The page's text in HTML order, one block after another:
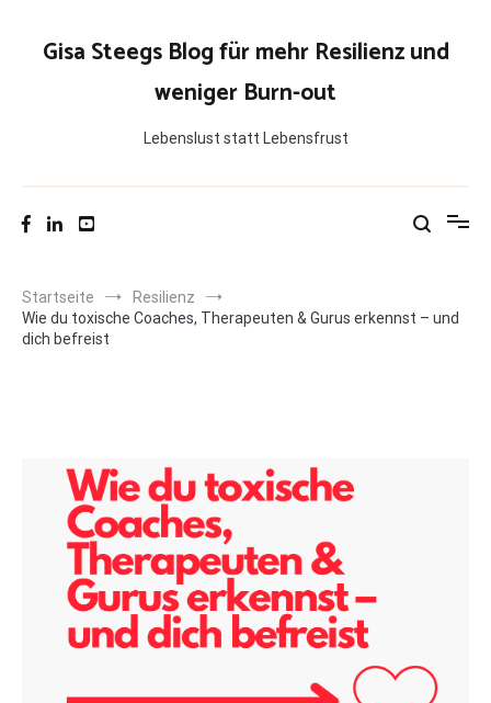
springenGisa Steegs Blog für mehr Resilienz und
weniger Burn-out
Lebenslust statt Lebensfrust
Startseite
Resilienz
Wie du toxische Coaches, Therapeuten & Gurus erkennst – und
dich befreist